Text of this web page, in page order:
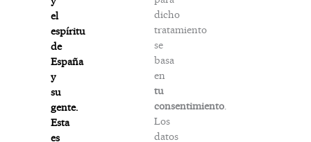
el
espíritu
de
España
y
su
gente.
Esta
es
dicho
tratamiento
se
basa
en
tu
consentimiento.
Los
datos